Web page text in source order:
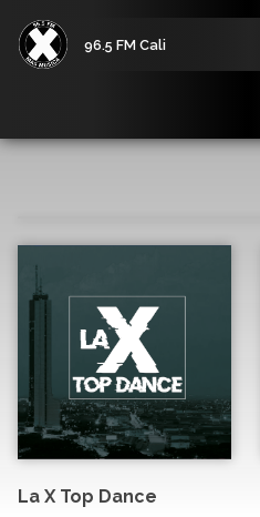
96.5 FM Cali
La X Top Dance